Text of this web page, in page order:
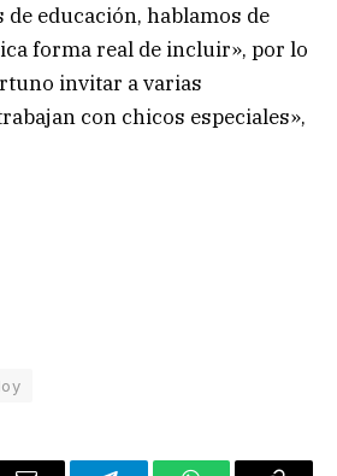
de educación, hablamos de
forma real de incluir», por lo
invitar a varias
con chicos especiales»,